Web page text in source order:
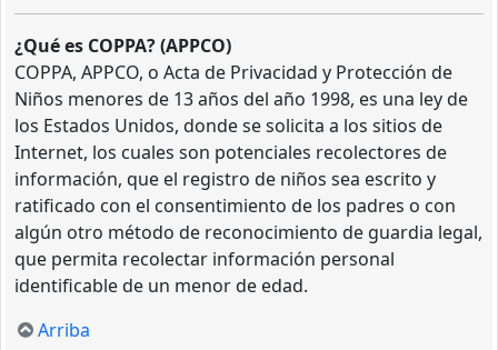
¿Qué es COPPA? (APPCO)
COPPA, APPCO, o Acta de Privacidad y Protección de
Niños menores de 13 años del año 1998, es una ley de
los Estados Unidos, donde se solicita a los sitios de
Internet, los cuales son potenciales recolectores de
información, que el registro de niños sea escrito y
ratificado con el consentimiento de los padres o con
algún otro método de reconocimiento de guardia legal,
que permita recolectar información personal
identificable de un menor de edad.
Arriba